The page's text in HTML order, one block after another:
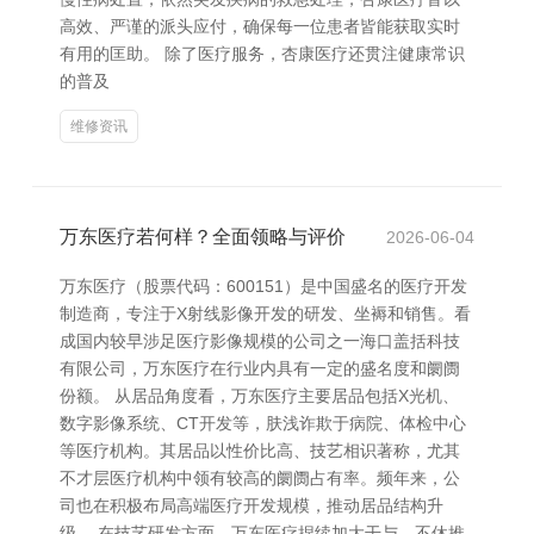
高效、严谨的派头应付，确保每一位患者皆能获取实时
有用的匡助。 除了医疗服务，杏康医疗还贯注健康常识
的普及
维修资讯
万东医疗若何样？全面领略与评价 2026-06-04
万东医疗（股票代码：600151）是中国盛名的医疗开发
制造商，专注于X射线影像开发的研发、坐褥和销售。看
成国内较早涉足医疗影像规模的公司之一海口盖括科技
有限公司，万东医疗在行业内具有一定的盛名度和阛阓
份额。 从居品角度看，万东医疗主要居品包括X光机、
数字影像系统、CT开发等，肤浅诈欺于病院、体检中心
等医疗机构。其居品以性价比高、技艺相识著称，尤其
不才层医疗机构中领有较高的阛阓占有率。频年来，公
司也在积极布局高端医疗开发规模，推动居品结构升